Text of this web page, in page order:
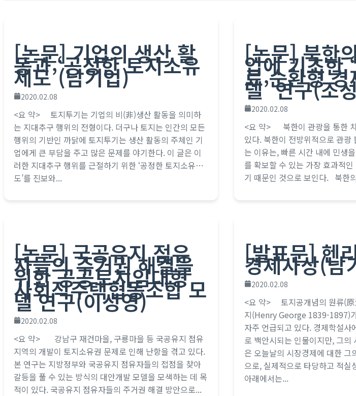
[논문] 기업의 생산 활
동과 ‘공정한 토지소유
제도’(남기업)
2020.02.08
<요 약> 토지투기는 기업의 비(非)생산 활동을 의미하
는 지대추구 행위의 전형이다. 더구나 토지는 인간의 모든
행위의 기반인 까닭에 토지투기는 생산 활동의 주체인 기
업에게 큰 부담을 주고 많은 문제를 야기한다. 이 글은 이
러한 지대추구 행위를 근절하기 위한 ‘공정한 토지소유제
도’를 진보와...
[논문] 북한
업에 기초한
료 순환형
델’ 연구(조
2020.02.08
<요 약> 북한이 관광을 통한
있다. 북한이 전방위적으로 관광
는 이유는, 빠른 시간 내에 민생
를 확보할 수 있는 가장 효과적
기 때문인 것으로 보인다. 북한
[논문] 국공유지 점유
자들의 주거권 해결을
위한 공공토지임대형
사회적주택협동조합 모
델 연구(이성영)
2020.02.08
<요 약> 강남구 재건마을, 구룡마을 등 국공유지 점유
지역의 개발이 토지소유권 문제로 인해 난항을 겪고 있다.
본 연구는 지방정부와 국공유지 점유자들의 접점을 찾아
갈등을 풀 수 있는 방식의 대안개발 모델을 모색하는 데 목
적이 있다. 국공유지 점유자들의 주거권 해결 방안으로...
[발표문] 헨
경제사상(남
2020.02.08
<요 약> 토지공개념의 원류(原
지(Henry George 1839-1897)
자주 언급되고 있다. 경제학설사
로 백안시되는 인물이지만, 그의
은 오늘날의 시장경제에 대한 그
으로, 실제적으로 타당하고 적실
아래에서는...